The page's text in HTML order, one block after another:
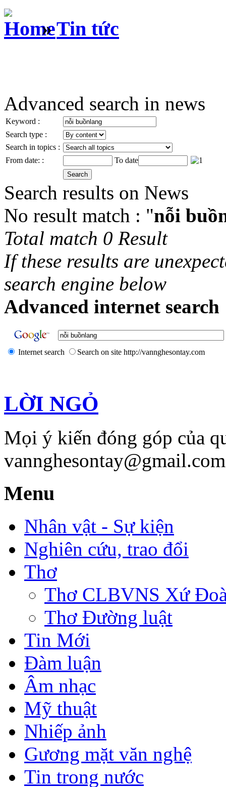
» Tin tức
Advanced search in news
Keyword :
Search type :
Search in topics :
From date: :
To date
Search results on News
No result match : "nỗi
Total match 0 Result
If these results are
search engine below
Advanced internet search
Internet search Search on site http://vannghesontay.com
LỜI NGỎ
Mọi ý kiến đóng góp của
Menu
Nhân vật - Sự kiện
Nghiên cứu, trao đổi
Thơ
Thơ CLBVNS Xứ
Thơ Đường luật
Tin Mới
Đàm luận
Âm nhạc
Mỹ thuật
Nhiếp ảnh
Gương mặt văn nghệ
Tin trong nước